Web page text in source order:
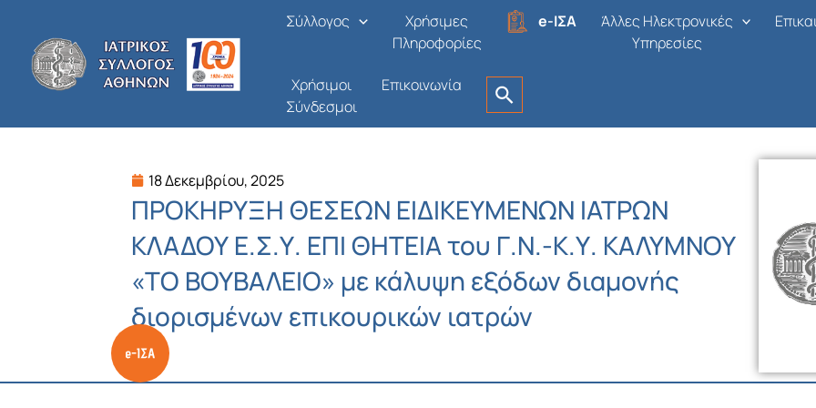
περιεχόμενο
Σύλλογος
Χρήσιμες
Πληροφορίες
e-ΙΣΑ
Άλλες Ηλεκτρονικές
Υπηρεσίες
Χρήσιμοι
Σύνδεσμοι
Επικοινωνία
18 Δεκεμβρίου, 2025
ΠΡΟΚΗΡΥΞΗ ΘΕΣΕΩΝ ΕΙΔΙΚΕΥΜΕΝΩΝ ΙΑΤΡΩΝ
ΚΛΑΔΟΥ Ε.Σ.Υ. ΕΠΙ ΘΗΤΕΙΑ του Γ.Ν.-Κ.Υ. ΚΑΛΥΜΝΟΥ
«ΤΟ ΒΟΥΒΑΛΕΙΟ» με κάλυψη εξόδων διαμονής
διορισμένων επικουρικών ιατρών